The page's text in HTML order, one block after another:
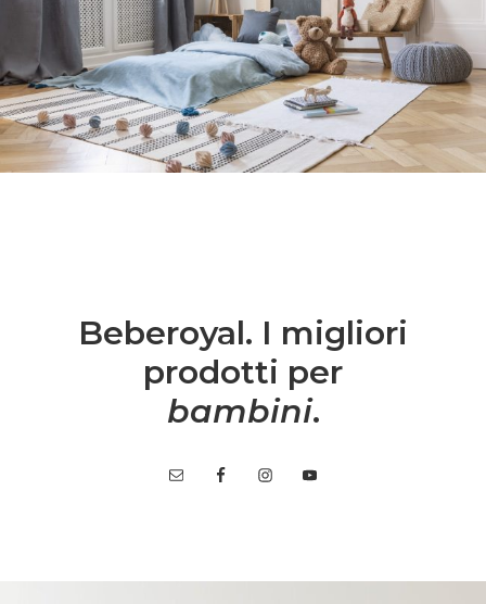
Beberoyal. I migliori
prodotti per
bambini.